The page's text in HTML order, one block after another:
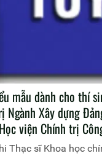
mẫu dành cho thí
Ngành Xây dựng
viện Chính trị
Thạc sĩ Khoa học